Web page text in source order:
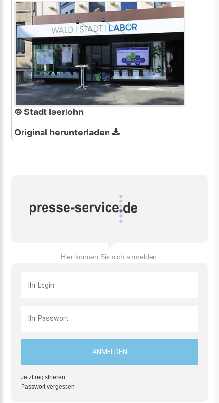
© Stadt Iserlohn
Original herunterladen
Hier können Sie sich anmelden:
Jetzt registrieren
Passwort vergessen